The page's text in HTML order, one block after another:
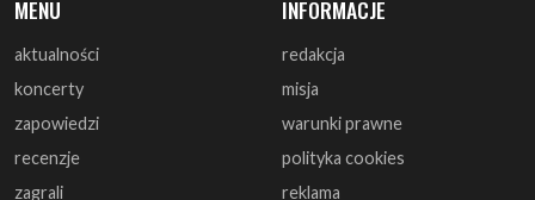
zapowiedzi
recenzje
zagrali
monografie
artykuły
wywiady
warunki prawne
polityka cookies
reklama
współpraca
kontakt